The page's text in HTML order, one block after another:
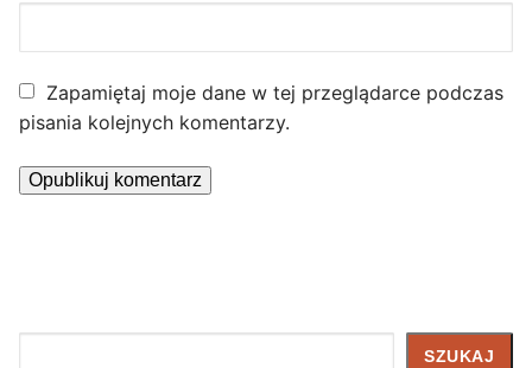
Zapamiętaj moje dane w tej przeglądarce podczas
pisania kolejnych komentarzy.
SZUKAJ